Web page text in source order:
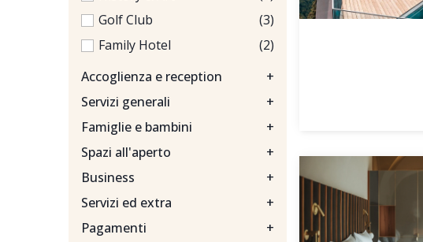
Golf Club
(3)
Family Hotel
(2)
Accoglienza e reception
+
Servizi generali
+
Famiglie e bambini
+
Spazi all'aperto
+
Business
+
Servizi ed extra
+
Pagamenti
+